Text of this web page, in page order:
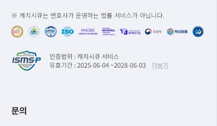
※ 캐치시큐는 변호사가 운영하는 법률 서비스가 아닙니다.
문의